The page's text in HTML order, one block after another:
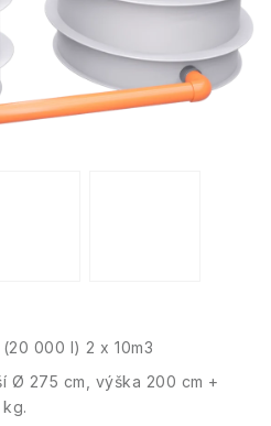
(20 000 l) 2 x 10m3
Ø 275 cm, výška 200 cm +